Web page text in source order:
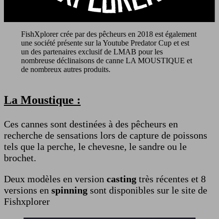
FishXplorer crée par des pêcheurs en 2018 est également
une société présente sur la Youtube Predator Cup et est
un des partenaires exclusif de LMAB pour les
nombreuse déclinaisons de canne LA MOUSTIQUE et
de nombreux autres produits.
La Moustique :
Ces cannes sont destinées à des pêcheurs en
recherche de sensations lors de capture de poissons
tels que la perche, le chevesne, le sandre ou le
brochet.
Deux modèles en version casting très récentes et 8
versions en spinning sont disponibles sur le site de
Fishxplorer